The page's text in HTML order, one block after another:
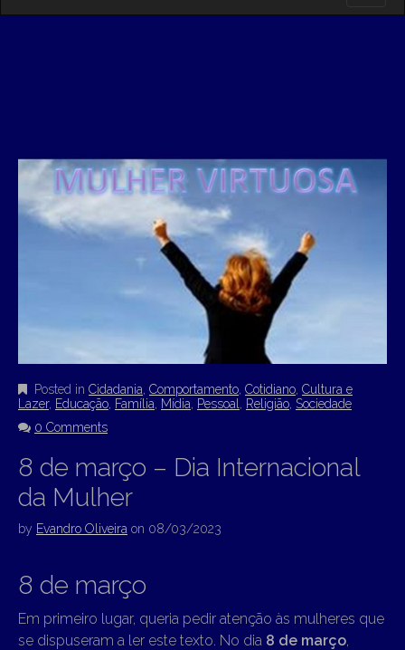
Posted in Cidadania Comportamento Cotidiano Cultura e
Lazer, Educação Família Mídia Pessoal Religião Sociedade
0 Comments
8 de março – Dia Internacional
da Mulher
by Evandro Oliveira on 08/03/2023
8 de março
Em primeiro lugar, queria pedir atenção às mulheres que
se dispuseram a ler este texto. No dia 8 de março